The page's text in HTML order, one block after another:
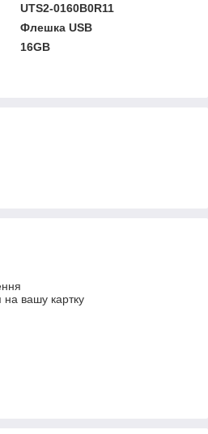
UTS2-0160B0R11
Флешка USB
16GB
на вашу картку